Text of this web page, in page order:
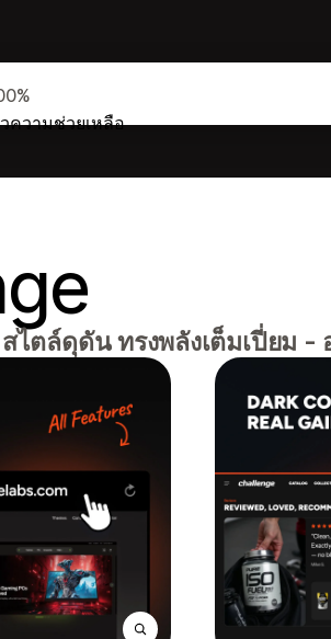
ความช่วยเหลือ
สไตล์ดุดัน ทรงพลังเต็มเปี่ยม